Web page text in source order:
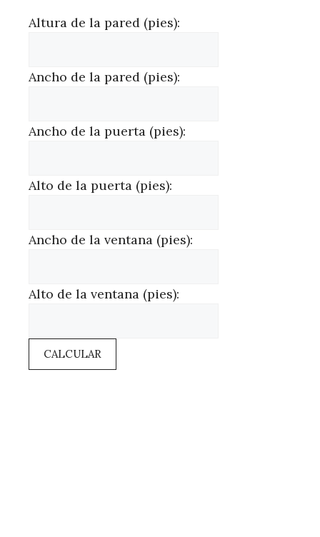
Altura de la pared (pies):
Ancho de la pared (pies):
Ancho de la puerta (pies):
Alto de la puerta (pies):
Ancho de la ventana (pies):
Alto de la ventana (pies):
CALCULAR